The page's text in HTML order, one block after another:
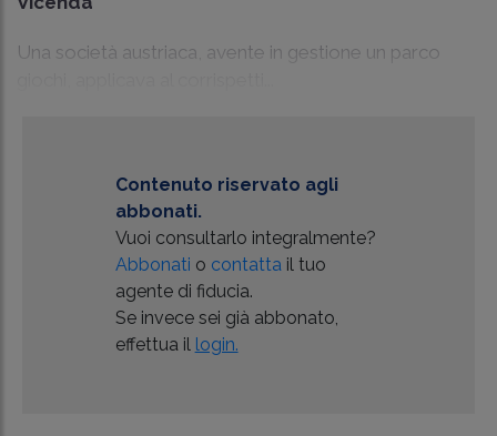
Una società austriaca, avente in gestione un parco
Contenuto riservato agli
abbonati.
Vuoi consultarlo integralmente?
Abbonati o contatta il tuo
agente di fiducia.
Se invece sei già abbonato,
effettua il login.